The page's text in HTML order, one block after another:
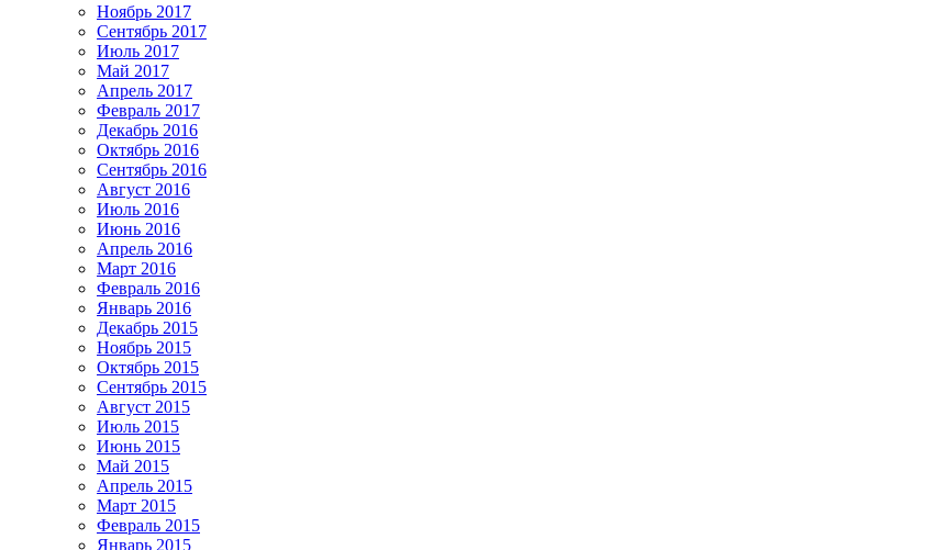
Ноябрь 2017
Сентябрь 2017
Июль 2017
Май 2017
Апрель 2017
Февраль 2017
Декабрь 2016
Октябрь 2016
Сентябрь 2016
Август 2016
Июль 2016
Июнь 2016
Апрель 2016
Март 2016
Февраль 2016
Январь 2016
Декабрь 2015
Ноябрь 2015
Октябрь 2015
Сентябрь 2015
Август 2015
Июль 2015
Июнь 2015
Май 2015
Апрель 2015
Март 2015
Февраль 2015
Январь 2015